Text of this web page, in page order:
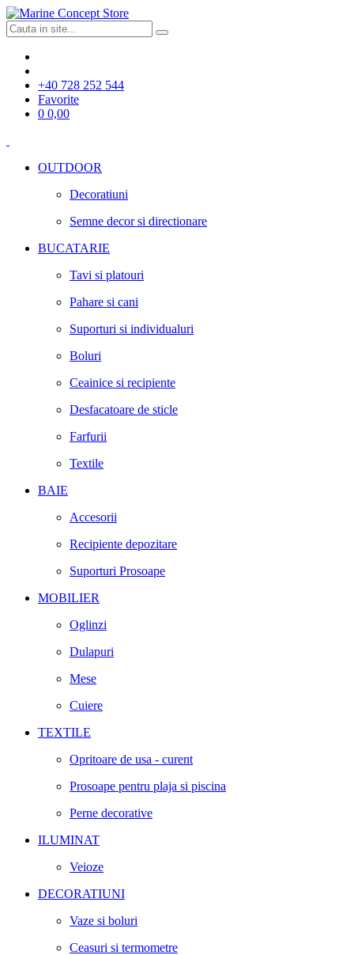
+40 728 252 544
Favorite
0 0,00
OUTDOOR
Decoratiuni
Semne decor si directionare
BUCATARIE
Tavi si platouri
Pahare si cani
Suporturi si individualuri
Boluri
Ceainice si recipiente
Desfacatoare de sticle
Farfurii
Textile
BAIE
Accesorii
Recipiente depozitare
Suporturi Prosoape
MOBILIER
Oglinzi
Dulapuri
Mese
Cuiere
TEXTILE
Opritoare de usa - curent
Prosoape pentru plaja si piscina
Perne decorative
ILUMINAT
Veioze
DECORATIUNI
Vaze si boluri
Ceasuri si termometre